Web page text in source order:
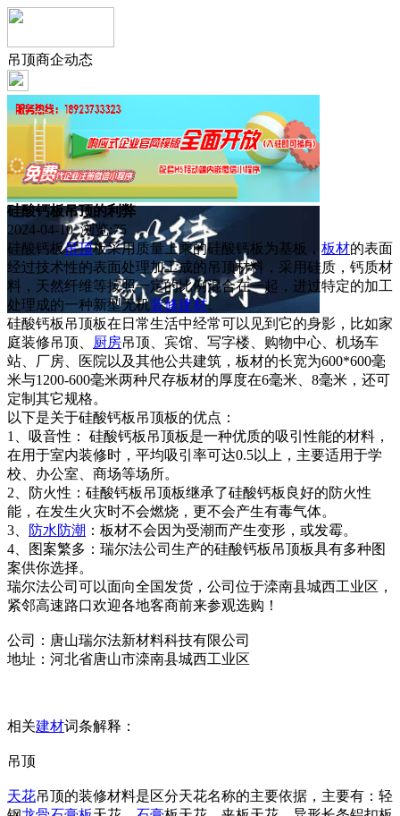
吊顶商企动态
硅酸钙板吊顶的利弊
2024-04-10 浏览:75
硅酸钙板吊顶板采用质量上乘的硅酸钙板为基板， 板材的表面
经过技术性的表面处理加工成的吊顶材料，采用硅质，钙质材
料，天然纤维等按照一定的比例混合在一起，进过特定的加工
处理成的一种新型无机装修建材。
硅酸钙板吊顶板在日常生活中经常可以见到它的身影，比如家
庭装修吊顶、
厨房吊顶、宾馆、写字楼、购物中心、机场车
站、厂房、医院以及其他公共建筑，板材的长宽为600*600毫
米与1200-600毫米两种尺存板材的厚度在6毫米、8毫米，还可
定制其它规格。
以下是关于硅酸钙板吊顶板的优点：
1、吸音性： 硅酸钙板吊顶板是一种优质的吸引性能的材料，
在用于室内装修时，平均吸引率可达0.5以上，主要适用于学
校、办公室、商场等场所。
2、防火性：硅酸钙板吊顶板继承了硅酸钙板良好的防火性
能，在发生火灾时不会燃烧，更不会产生有毒气体。
3、
防水防潮 ：板材不会因为受潮而产生变形，或发霉。
4、图案繁多：瑞尔法公司生产的硅酸钙板吊顶板具有多种图
案供你选择。
瑞尔法公司可以面向全国发货，公司位于滦南县城西工业区，
紧邻高速路口欢迎各地客商前来参观选购！
公司：唐山瑞尔法新材料科技有限公司
地址：河北省唐山市滦南县城西工业区
相关建材词条解释：
吊顶
天花吊顶的装修材料是区分天花名称的主要依据，主要有：轻